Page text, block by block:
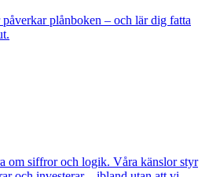
plånboken – och lär dig fatta
om siffror och logik. Våra känslor styr